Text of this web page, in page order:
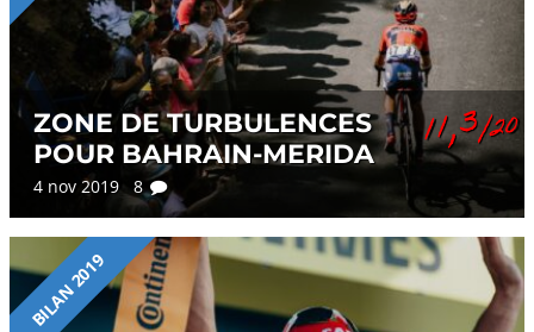
ZONE DE TURBULENCES
POUR BAHRAIN-MERIDA
4 nov 2019 8
11,3/20
BILAN 2019